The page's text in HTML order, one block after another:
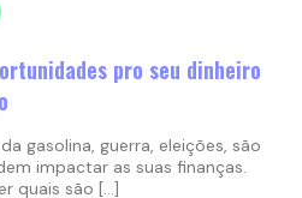
pro seu dinheiro
gasolina, guerra, eleições, são
impactar as suas finanças.
quais são […]